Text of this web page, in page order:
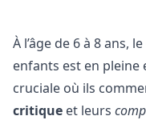
À l’âge de 6 à 8 ans,
enfants est en pleine
cruciale où ils
critique et leurs